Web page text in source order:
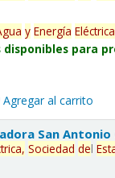
y Energía
disponibles para
Agregar al carrito
San Antonio
Sociedad del